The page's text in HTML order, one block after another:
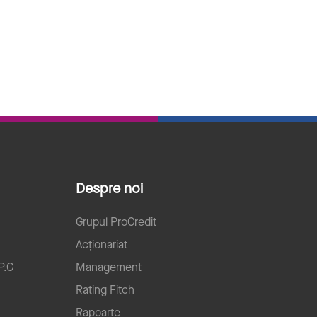
Despre noi
Grupul ProCredit
Acționariat
Management
Rating Fitch
Rapoarte